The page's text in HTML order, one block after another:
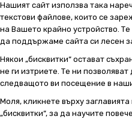
Нашият сайт използва така
текстови файлове, които се
на Вашето крайно устройство.
да поддържаме сайта си лесен
Някои „бисквитки“ остават
не ги изтриете. Те ни
следващото ви посещение в
Моля, кликнете върху
„бисквитки“, за да научите